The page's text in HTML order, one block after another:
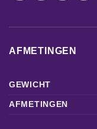
AFMETINGEN
GEWICHT
AFMETINGEN